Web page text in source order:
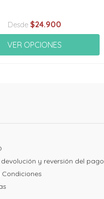
Desde$24.900
VER OPCIONES
y reversión del pago